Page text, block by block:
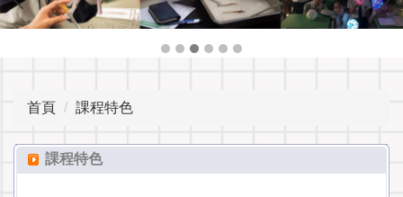
首頁 課程特色
課程特色